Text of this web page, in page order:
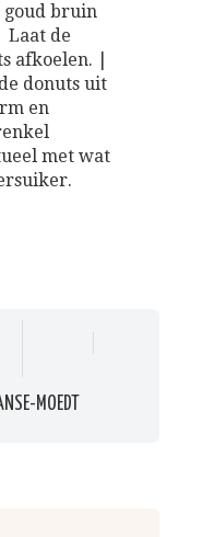
goud bruin
Laat de
afkoelen. |
donuts uit
en
met wat
MOEDT